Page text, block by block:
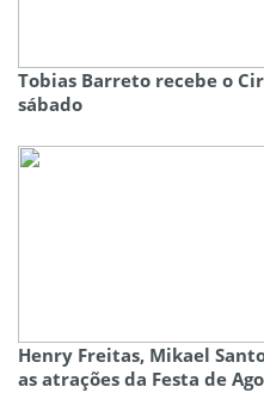
Tobias Barreto recebe o
sábado
Henry Freitas, Mikael
as atrações da Festa de